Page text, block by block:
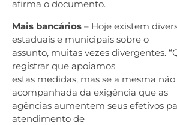
afirma o documento.
Mais bancários – Hoje existem
estaduais e municipais sobre o
assunto, muitas vezes divergentes.
registrar que apoiamos
estas medidas, mas se a mesma
acompanhada da exigência que as
agências aumentem seus efetivos
atendimento de